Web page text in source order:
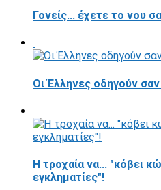
Γονείς... έχετε το νου
Οι Έλληνες οδηγούν σαν
Η τροχαία να... "κόβει
εγκληματίες"!